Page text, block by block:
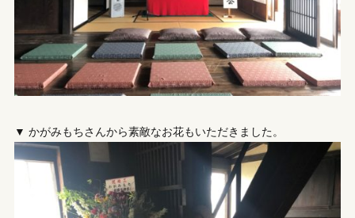
▼ かがみもちさんから素敵なお花もいただきました。